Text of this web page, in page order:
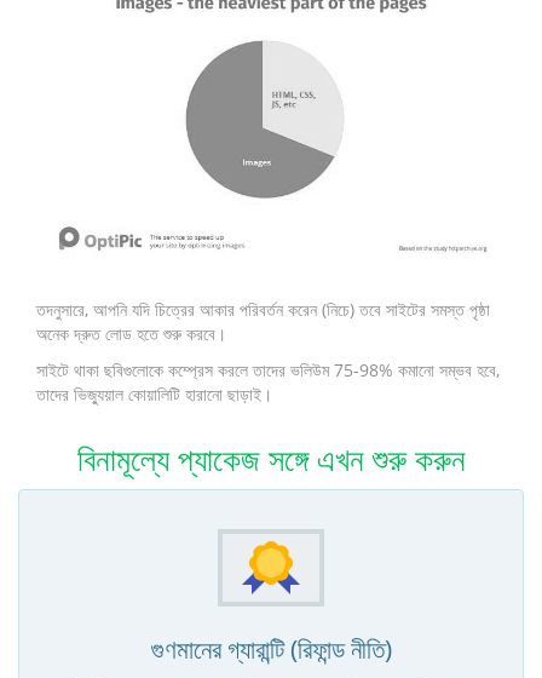
তদনুসারে, আপনি যদি চিত্রের আকার পরিবর্তন করেন (নিচে) তবে সাইটের সমস্ত পৃষ্ঠা
অনেক দ্রুত লোড হতে শুরু করবে।
সাইটে থাকা ছবিগুলোকে কম্প্রেস করলে তাদের ভলিউম 75-98% কমানো সম্ভব হবে,
তাদের ভিজ্যুয়াল কোয়ালিটি হারানো ছাড়াই।
বিনামূল্যে প্যাকেজ সঙ্গে এখন শুরু করুন
গুণমানের গ্যারান্টি (রিফান্ড নীতি)